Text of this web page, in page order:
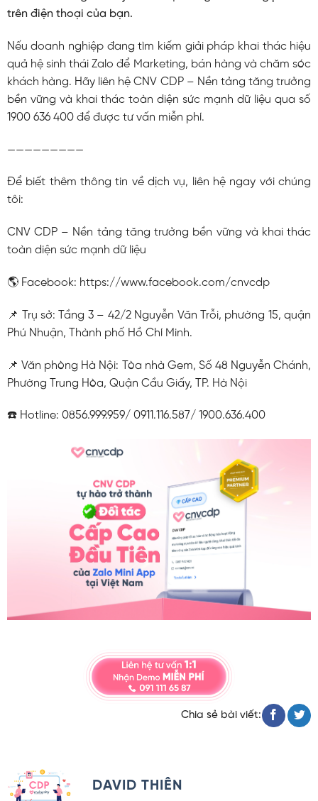
trên điện thoại của bạn.
Nếu doanh nghiệp đang tìm kiếm giải pháp khai thác hiệu
quả hệ sinh thái Zalo để Marketing, bán hàng và chăm sóc
khách hàng. Hãy liên hệ CNV CDP – Nền tảng tăng trưởng
bền vững và khai thác toàn diện sức mạnh dữ liệu qua số
1900 636 400 để được tư vấn miễn phí.
—————————
Để biết thêm thông tin về dịch vụ, liên hệ ngay với chúng
tôi:
CNV CDP – Nền tảng tăng trưởng bền vững và khai thác
toàn diện sức mạnh dữ liệu
🌎 Facebook: https://www.facebook.com/cnvcdp
📌 Trụ sở: Tầng 3 – 42/2 Nguyễn Văn Trỗi, phường 15, quận
Phú Nhuận, Thành phố Hồ Chí Minh.
📌 Văn phòng Hà Nội: Tòa nhà Gem, Số 48 Nguyễn Chánh,
Phường Trung Hòa, Quận Cầu Giấy, TP. Hà Nội
☎️ Hotline: 0856.999.959/ 0911.116.587/ 1900.636.400
Chia sẻ bài viết:
DAVID THIÊN